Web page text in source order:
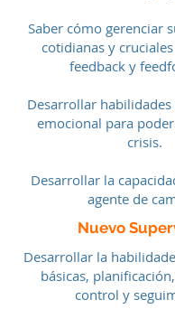
Saber cómo gerenciar
cotidianas y
feedback y
Desarrollar
emocional para
crisis.
Desarrollar la
agente de
Nuevo
Desarrollar la
básicas,
control y